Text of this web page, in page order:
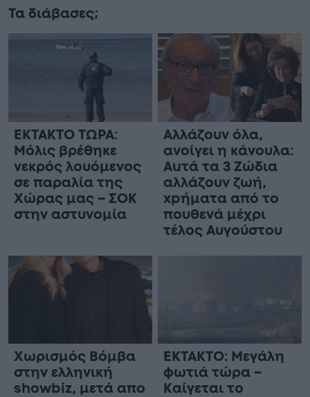
Τα διάβασες;
ΕΚΤΑΚΤΟ ΤΩΡΑ:
Μόλις βρέθηκε
νεκρός λουόμενος
σε παραλία της
Χώρας μας – ΣΟΚ
στην αστυνομία
Αλλάζουν όλα,
ανοίγει η κάνουλα:
Αuτά τα 3 Zώδια
αλλάζουν ζωή,
xpήματα από το
πουθενά μέχρι
τέλος Αυγούστου
Χωρισμός Bóμβα
στην ελληνική
showbiz, μετά απο
ΕΚΤΑΚΤΟ: Μεγάλη
φωτιά τώρα –
Καίγεται το